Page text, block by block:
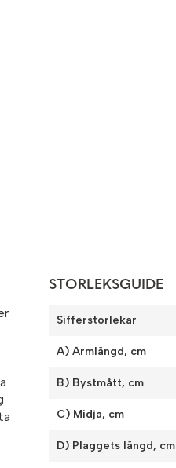
STORLEKSGUIDE
Sifferstorlekar
A) Ärmlängd, cm
B) Bystmått, cm
C) Midja, cm
D) Plaggets längd, cm